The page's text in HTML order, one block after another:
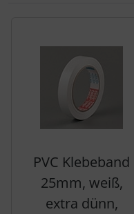
PVC Klebeband
25mm, weiß,
extra dünn,